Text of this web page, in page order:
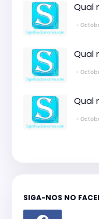
Qual
Qual
Qual
SIGA-NOS NO